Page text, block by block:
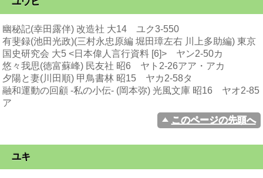
幽秘記(幸田露伴) 改造社 大14 ユク3-550
有斐録(池田光政)(三村永忠原編 堀田璋左右 川上多助編) 東京
国史研究会 大5 <日本偉人言行資料 [6]> ヤン2-50カ
悠々我思(徳富蘇峰) 民友社 昭6 ヤト2-26アア・アカ
夕陽と妻(川田順) 甲鳥書林 昭15 ヤカ2-58タ
融和運動の回顧 -私の小伝- (岡本弥) 光風文庫 昭16 ヤオ2-85
ア
このページの先頭へ
ユキ